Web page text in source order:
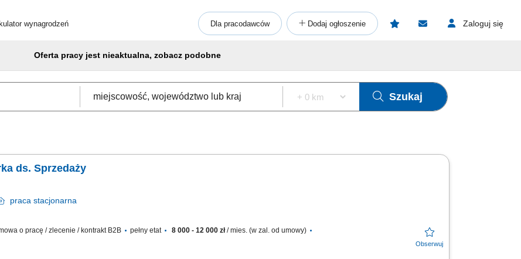
wynagrodzeń Dla pracodawców Dodaj ogłoszenie Zaloguj się
Oferta pracy jest nieaktualna, zobacz podobne
Szukaj
ds. Sprzedaży
praca stacjonarna
o pracę / zlecenie / kontrakt B2B pełny etat 8 000 - 12 000 zł/ mies. (w zal. od umowy)